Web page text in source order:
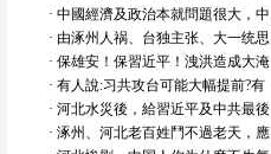
· 中國經濟及政治本就問題很大，中
· 由涿州人祸、台独主张、大一统思
· 保雄安！保習近平！洩洪造成大淹
· 有人說:习共攻台可能大幅提前?有
· 河北水災後，給習近平及中共最後
· 涿州、河北老百姓鬥不過老天，應